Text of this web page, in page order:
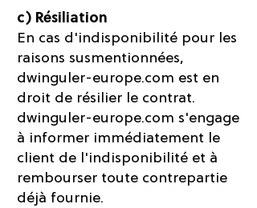
c) Résiliation
En cas d'indisponibilité pour les
raisons susmentionnées,
dwinguler-europe.com est en
droit de résilier le contrat.
dwinguler-europe.com s'engage
à informer immédiatement le
client de l'indisponibilité et à
rembourser toute contrepartie
déjà fournie.